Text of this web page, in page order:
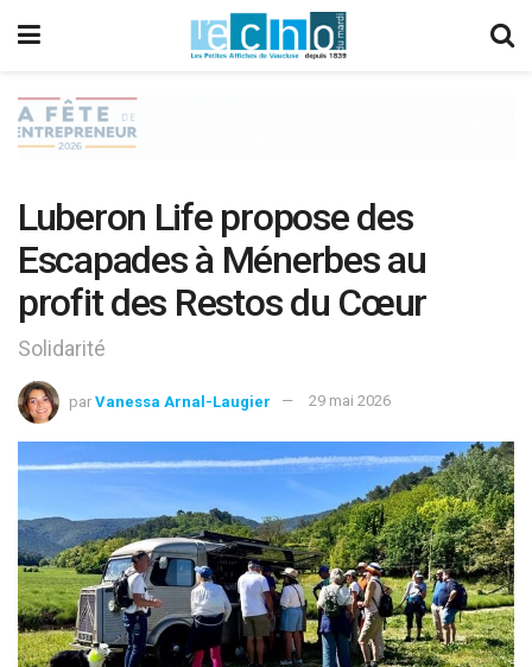
Luberon Life propose des
Escapades à Ménerbes au
profit des Restos du Cœur
Solidarité
par Vanessa Arnal-Laugier 29 mai 2026